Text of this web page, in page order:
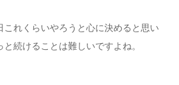
これくらいやろうと心に決めると思い
続けることは難しいですよね。